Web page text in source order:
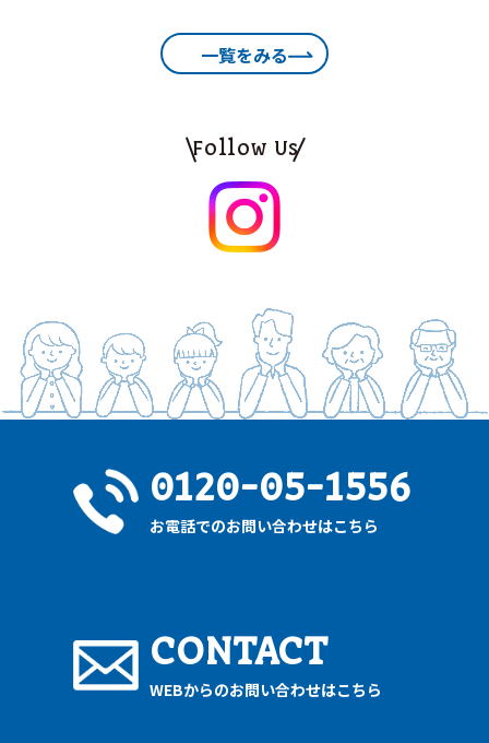
一覧をみる
Follow Us
0120-05-1556
お電話でのお問い合わせはこちら
CONTACT
WEBからのお問い合わせはこちら